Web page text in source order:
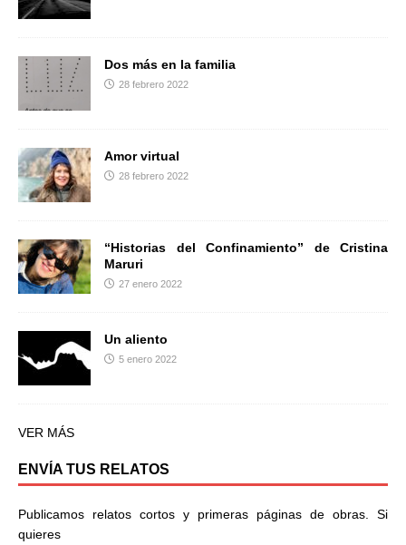
Dos más en la familia
28 febrero 2022
Amor virtual
28 febrero 2022
“Historias del Confinamiento” de Cristina
Maruri
27 enero 2022
Un aliento
5 enero 2022
VER MÁS
ENVÍA TUS RELATOS
Publicamos relatos cortos y primeras páginas de obras. Si
quieres